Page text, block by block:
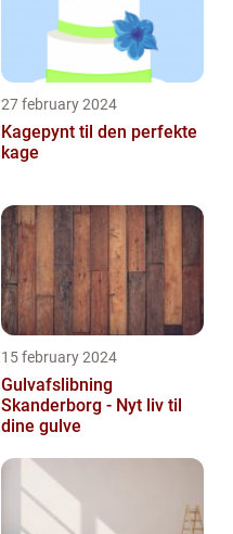
27 february 2024
Kagepynt til den perfekte
kage
15 february 2024
Gulvafslibning
Skanderborg - Nyt liv til
dine gulve